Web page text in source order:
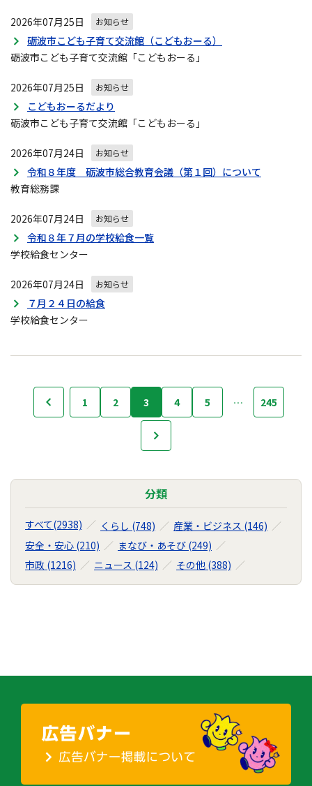
2026年07月25日 お知らせ
砺波市こども子育て交流館（こどもおーる）
砺波市こども子育て交流館「こどもおーる」
2026年07月25日 お知らせ
こどもおーるだより
砺波市こども子育て交流館「こどもおーる」
2026年07月24日 お知らせ
令和８年度 砺波市総合教育会議（第１回）について
教育総務課
2026年07月24日 お知らせ
令和８年７月の学校給食一覧
学校給食センター
2026年07月24日 お知らせ
７月２４日の給食
学校給食センター
1 2 3 4 5 … 245
分類
すべて(2938) くらし (748)
産業・ビジネス (146)
安全・安心 (210)
まなび・あそび (249)
市政 (1216)
ニュース (124) その他 (388)